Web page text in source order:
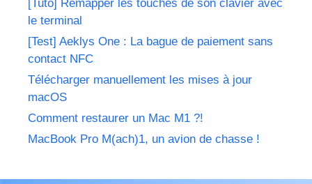
[Tuto] Remapper les touches de son clavier avec
le terminal
[Test] Aeklys One : La bague de paiement sans
contact NFC
Télécharger manuellement les mises à jour
macOS
Comment restaurer un Mac M1 ?!
MacBook Pro M(ach)1, un avion de chasse !